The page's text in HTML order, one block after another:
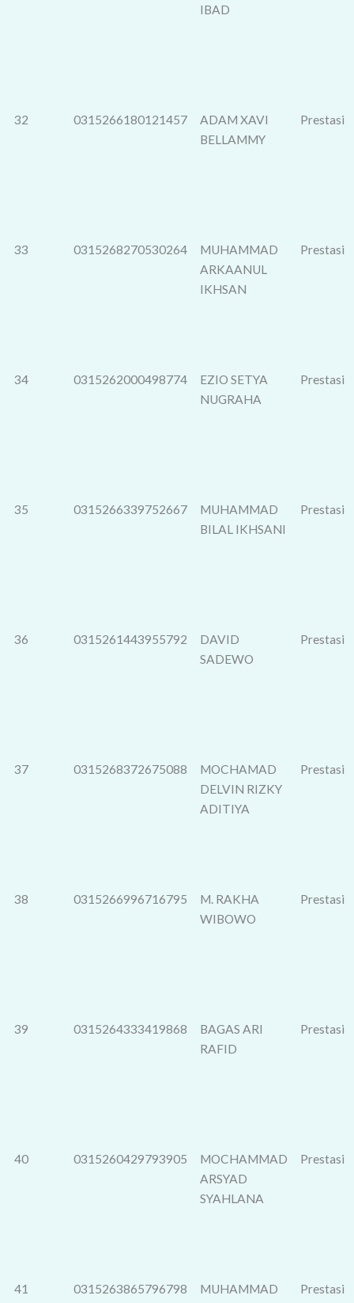
IBAD
32 0315266180121457
ADAM XAVI
BELLAMMY
Prestasi
33 0315268270530264
MUHAMMAD
ARKAANUL
IKHSAN
Prestasi
34 0315262000498774
EZIO SETYA
NUGRAHA
Prestasi
35 0315266339752667
MUHAMMAD
BILAL IKHSANI
Prestasi
36 0315261443955792
DAVID
SADEWO
Prestasi
37 0315268372675088
MOCHAMAD
DELVIN RIZKY
ADITIYA
Prestasi
38 0315266996716795
M. RAKHA
WIBOWO
Prestasi
39 0315264333419868
BAGAS ARI
RAFID
Prestasi
40 0315260429793905
MOCHAMMAD
ARSYAD
SYAHLANA
Prestasi
41 0315263865796798
MUHAMMAD
Prestasi